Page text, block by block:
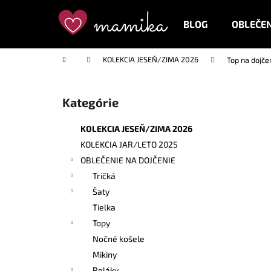
BLOG
Domov KOLEKCIA JESEŇ/ZIMA 2026 Top na
Preskočiť
kategórie
Kategórie
KOLEKCIA JESEŇ/ZIMA 2026
KOLEKCIA JAR/LETO 2025
OBLEČENIE NA DOJČENIE
Tričká
Šaty
Tielka
Topy
Nočné košele
Mikiny
í
do
do